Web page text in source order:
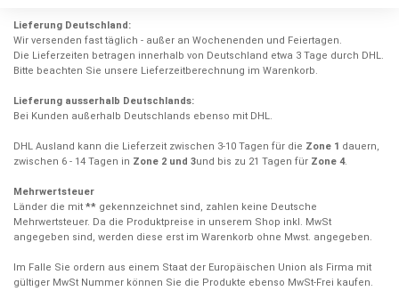
Lieferung Deutschland:
Wir versenden fast täglich - außer an Wochenenden und Feiertagen.
Die Lieferzeiten betragen innerhalb von Deutschland etwa 3 Tage durch DHL.
Bitte beachten Sie unsere Lieferzeitberechnung im Warenkorb.
Lieferung ausserhalb Deutschlands:
Bei Kunden außerhalb Deutschlands ebenso mit DHL.
DHL Ausland kann die Lieferzeit zwischen 3-10 Tagen für die Zone 1 dauern,
zwischen 6 - 14 Tagen in Zone 2 und 3und bis zu 21 Tagen für Zone 4.
Mehrwertsteuer
Länder die mit ** gekennzeichnet sind, zahlen keine Deutsche
Mehrwertsteuer. Da die Produktpreise in unserem Shop inkl. MwSt
angegeben sind, werden diese erst im Warenkorb ohne Mwst. angegeben.
Im Falle Sie ordern aus einem Staat der Europäischen Union als Firma mit
gültiger MwSt Nummer können Sie die Produkte ebenso MwSt-Frei kaufen.